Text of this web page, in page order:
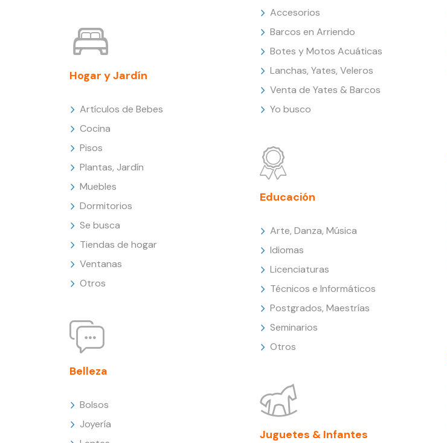
Hogar y Jardín
Artículos de Bebes
Cocina
Pisos
Plantas, Jardín
Muebles
Dormitorios
Se busca
Tiendas de hogar
Ventanas
Otros
Belleza
Bolsos
Joyería
Accesorios
Barcos en Arriendo
Botes y Motos Acuáticas
Lanchas, Yates, Veleros
Venta de Yates & Barcos
Yo busco
Educación
Arte, Danza, Música
Idiomas
Licenciaturas
Técnicos e Informáticos
Postgrados, Maestrías
Seminarios
Otros
Juguetes & Infantes